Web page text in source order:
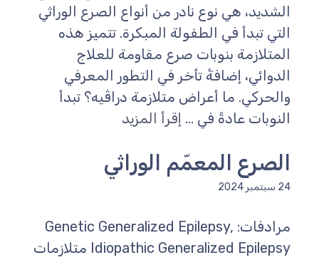
الشديد، هي نوع نادر من أنواع الصرع الوراثي
التي تبدأ في الطفولة المبكرة. تتميز هذه
المتلازمة بنوبات صرع مقاومة للعلاج
الدوائي، إضافةً تأخر في التطور المعرفي
والحركي. ما أعراض متلازمة دراڤيه؟ تبدأ
النوبات عادةً في ... إقرأ المزيد
الصرع المعمّم الوراثي
24 سبتمبر 2024
مرادفات: Genetic Generalized Epilepsy,
Idiopathic Generalized Epilepsy متلازمات